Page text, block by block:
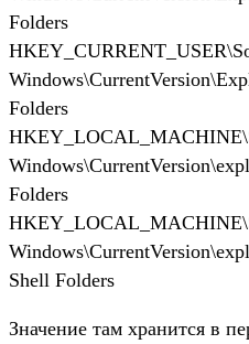
Folders
Folders
Folders
Shell Folders
Значение там хранится в